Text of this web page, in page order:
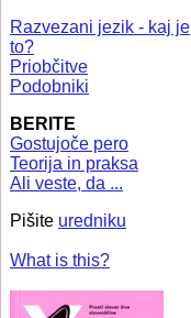
Razvezani jezik - kaj je
to?
Priobčitve
Podobniki
BERITE
Gostujoče pero
Teorija in praksa
Ali veste, da ...
Pišite uredniku
What is this?